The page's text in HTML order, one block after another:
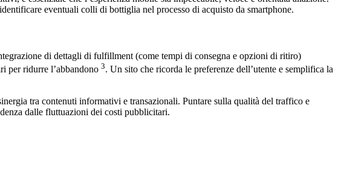
eventuali colli di bottiglia nel processo di acquisto da smartphone.
di dettagli di fulfillment (come tempi di consegna e opzioni di ritiro)
per ridurre l’abbandono 3. Un sito che ricorda le preferenze dell’utente e semplifica la
tra contenuti informativi e transazionali. Puntare sulla qualità del traffico e
dalle fluttuazioni dei costi pubblicitari.